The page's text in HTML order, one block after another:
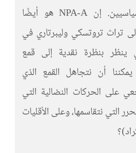
بوجود أعداء سياسيين. إن NPA-A هو أيضًا
تراث تروتسكي وليبرتاري في
ينظر بنظرة نقدية إلى قمع
أن نتجاهل القمع الذي
على الحركات النضالية التي
التي نتقاسمها، وعلى الأقليات